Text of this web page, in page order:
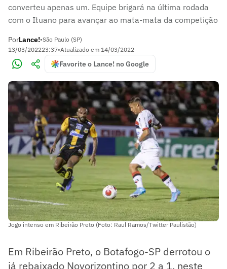
converteu apenas um. Equipe brigará na última rodada
com o Ituano para avançar ao mata-mata da competição
PorLance!•São Paulo (SP)
13/03/202223:37•Atualizado em 14/03/2022
Favorite o Lance! no Google
Jogo intenso em Ribeirão Preto (Foto: Raul Ramos/Twitter Paulistão)
Em Ribeirão Preto, o Botafogo-SP derrotou o
já rebaixado Novorizontino por 2 a 1, neste